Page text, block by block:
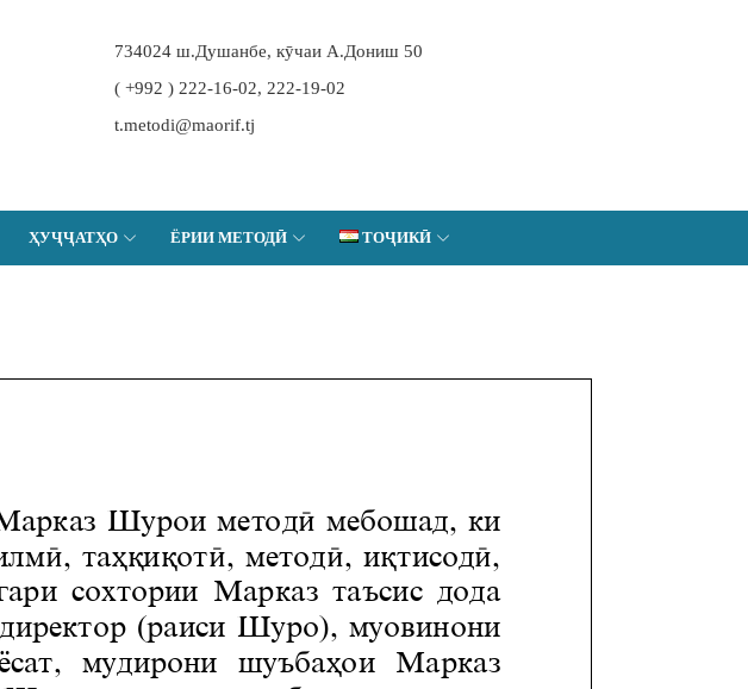
734024 ш.Душанбе, кӯчаи А.Дониш 50
( +992 ) 222-16-02, 222-19-02
t.metodi@maorif.tj
ҲУҶҶАТҲО ЁРИИ МЕТОДӢ ТОҶИКӢ